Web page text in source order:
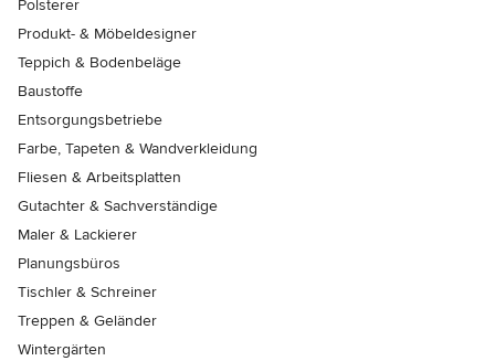
Polsterer
Produkt- & Möbeldesigner
Teppich & Bodenbeläge
Baustoffe
Entsorgungsbetriebe
Farbe, Tapeten & Wandverkleidung
Fliesen & Arbeitsplatten
Gutachter & Sachverständige
Maler & Lackierer
Planungsbüros
Tischler & Schreiner
Treppen & Geländer
Wintergärten